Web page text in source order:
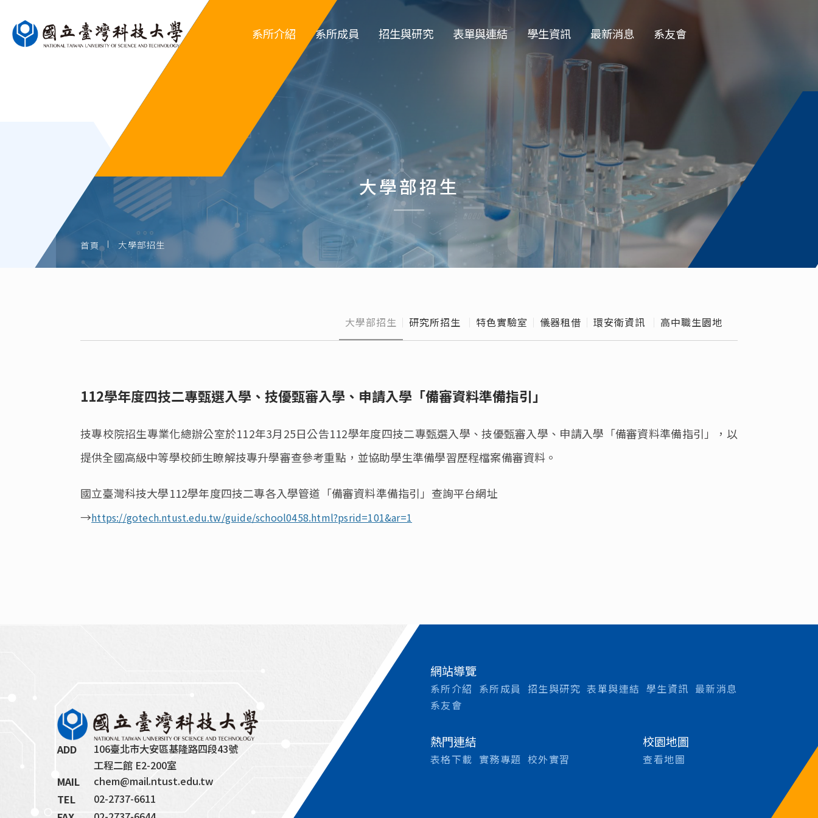
系所介紹
簡介
系徽
行政組織
歷屆系主任
歷屆系傑出校友名
單
系所成員
專案教師
職員
退休教師
名譽教授
榮譽講座教授
招生與研究
特色實驗室
儀器租借
環安衛資訊
高中職生園地
化工營
表單與連結 學生資訊
大學部
系學會
碩士班
博士班
指導教授收受碩班
生資訊
學位論文口試
碩士班口試作業流
實務專題
班級導師
最新消息
榮譽榜
演講公告
活動花絮
獎學金公告
系友會
大學部招生
首頁 大學部招生
大學部招生 研究所招生 特色實驗室 儀器租借 環安衛資訊 高中職生園地
112學年度四技二專甄選入學、技優甄審入學、申請入學「備審資料準備指引」
技專校院招生專業化總辦公室於112年3月25日公告112學年度四技二專甄選入學、技優甄審入學、申請入學「備審資料準備指引」，以
提供全國高級中等學校師生瞭解技專升學審查參考重點，並協助學生準備學習歷程檔案備審資料。
國立臺灣科技大學112學年度四技二專各入學管道「備審資料準備指引」查詢平台網址
→https://gotech.ntust.edu.tw/guide/school0458.html?psrid=101&ar=1
ADD
106臺北市大安區基隆路四段43號
工程二館 E2-200室
MAIL
chem@mail.ntust.edu.tw
TEL
02-2737-6611
網站導覽
系所介紹 系所成員 招生與研究 表單與連結 學生資訊 最新消息
系友會
熱門連結
表格下載 實務專題 校外實習
校園地圖
查看地圖